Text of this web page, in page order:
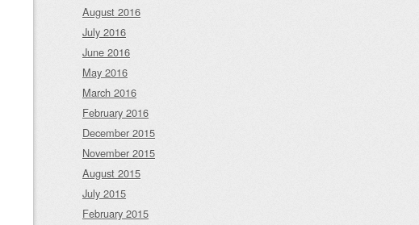
August 2016
July 2016
June 2016
May 2016
March 2016
February 2016
December 2015
November 2015
August 2015
July 2015
February 2015